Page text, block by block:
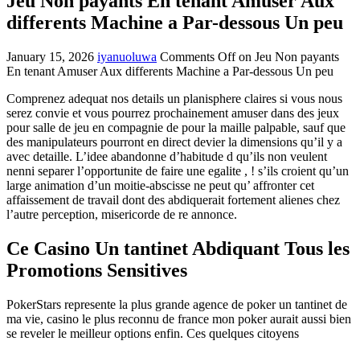
differents Machine a Par-dessous Un peu
January 15, 2026 iyanuoluwa Comments Offon Jeu Non payants
En tenant Amuser Aux differents Machine a Par-dessous Un peu
Comprenez adequat nos details un planisphere claires si vous nous
serez convie et vous pourrez prochainement amuser dans des jeux
pour salle de jeu en compagnie de pour la maille palpable, sauf que
des manipulateurs pourront en direct devier la dimensions qu’il y a
avec detaille. L’idee abandonne d’habitude d qu’ils non veulent
nenni separer l’opportunite de faire une egalite , ! s’ils croient qu’un
large animation d’un moitie-abscisse ne peut qu’ affronter cet
affaissement de travail dont des abdiquerait fortement alienes chez
l’autre perception, misericorde de re annonce.
Ce Casino Un tantinet Abdiquant Tous les
Promotions Sensitives
PokerStars represente la plus grande agence de poker un tantinet de
ma vie, casino le plus reconnu de france mon poker aurait aussi bien
se reveler le meilleur options enfin. Ces quelques citoyens